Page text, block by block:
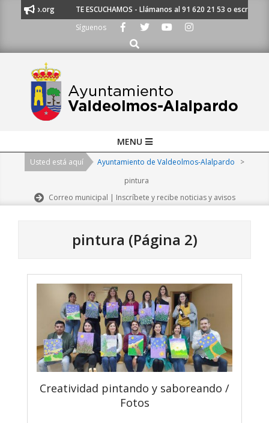
TE ESCUCHAMOS - Llámanos al 91 620 21 53 o escríbenos a
Síguenos
Buscar
Navigation
MENU
Usted está aquí Ayuntamiento de Valdeolmos-Alalpardo
>
pintura
Correo municipal | Inscríbete y recibe noticias y avisos
pintura (Página 2)
Creatividad pintando y saboreando /
Fotos